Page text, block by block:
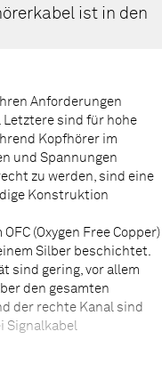
ist in den
Anforderungen
sind für hohe
Kopfhörer im
und Spannungen
zu werden, sind eine
Konstruktion
(Oxygen Free Copper)
Silber beschichtet.
sind gering, vor allem
den gesamten
der rechte Kanal sind
Signalkabel
und Aufladungen zu